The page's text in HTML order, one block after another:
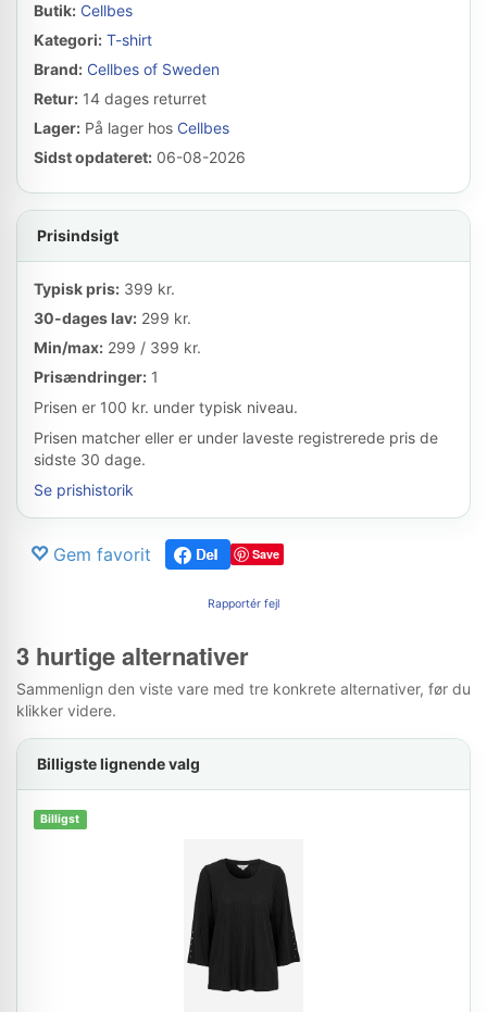
Butik: Cellbes
Kategori: T-shirt
Brand: Cellbes of Sweden
Retur: 14 dages returret
Lager: På lager hos Cellbes
Sidst opdateret: 06-08-2026
Prisindsigt
Typisk pris: 399 kr.
30-dages lav: 299 kr.
Min/max: 299 / 399 kr.
Prisændringer: 1
Prisen er 100 kr. under typisk niveau.
Prisen matcher eller er under laveste registrerede pris de
sidste 30 dage.
Se prishistorik
Gem favorit Save
Rapportér fejl
3 hurtige alternativer
Sammenlign den viste vare med tre konkrete alternativer, før du
klikker videre.
Billigste lignende valg
Billigst